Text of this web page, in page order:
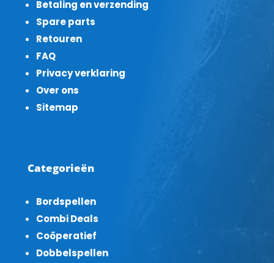
Betaling en verzending
Spare parts
Retouren
FAQ
Privacy verklaring
Over ons
Sitemap
Categorieën
Bordspellen
Combi Deals
Coöperatief
Dobbelspellen